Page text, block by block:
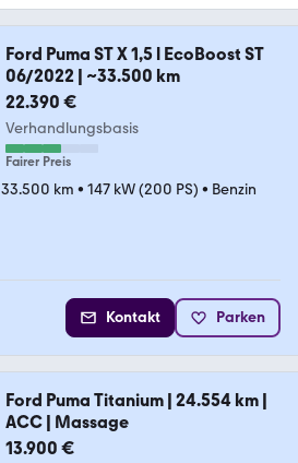
Ford Puma ST X 1,5 l EcoBoost ST
06/2022 | ~33.500 km
22.390 €
Verhandlungsbasis
Fairer Preis
33.500 km • 147 kW (200 PS) • Benzin
Kontakt Parken
Ford Puma Titanium | 24.554 km |
ACC | Massage
13.900 €